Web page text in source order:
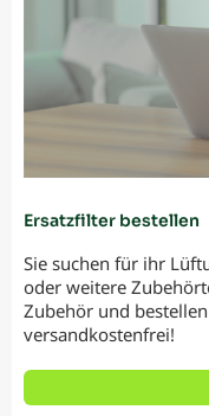
Ersatzfilter bestellen
Sie suchen für ihr
oder weitere
Zubehör und
versandkostenfrei!